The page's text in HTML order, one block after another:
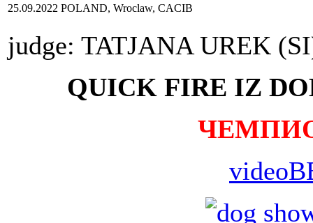
25.09.2022 POLAND, Wroclaw, CACIB
judge: TATJANA UREK
QUICK FIRE IZ